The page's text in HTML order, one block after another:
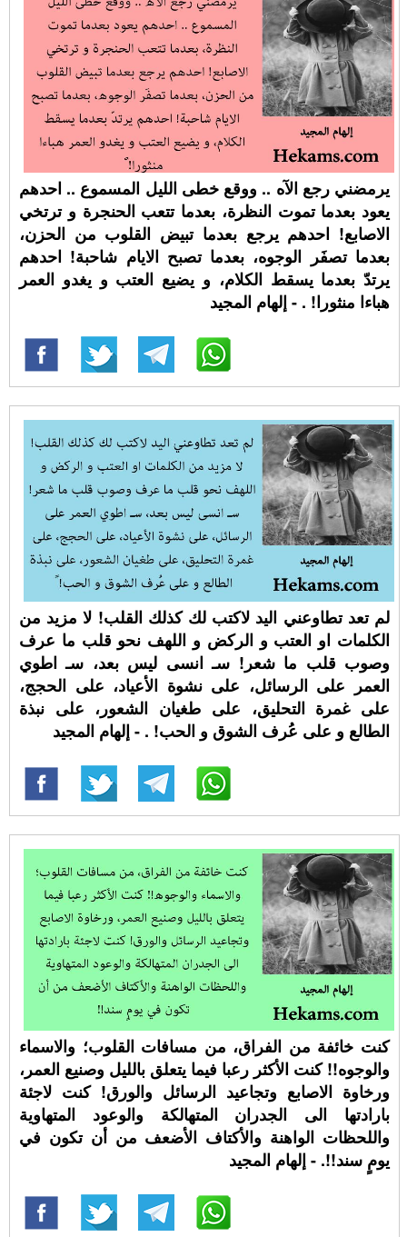
يرمضني رجع الآه .. ووقع خطى الليل المسموع .. احدهم
يعود بعدما تموت النظرة، بعدما تتعب الحنجرة و ترتخي
الاصابع! احدهم يرجع بعدما تبيض القلوب من الحزن،
بعدما تصفَر الوجوه، بعدما تصبح الايام شاحبة! احدهم
يرتدّ بعدما يسقط الكلام، و يضيع العتب و يغدو العمر
هباءا منثورا! ⁧‫. - إلهام المجيد
لم تعد تطاوعني اليد لاكتب لك كذلك القلب! لا مزيد من
الكلمات او العتب و الركض و اللهف نحو قلب ما عرف
وصوب قلب ما شعر! سـ انسى ليس بعد، سـ اطوي
العمر على الرسائل، على نشوة الأعياد، على الحجج،
على غمرة التحليق، على طغيان الشعور، على نبذة
الطالع و على عُرف الشوق و الحب! ⁧. - إلهام المجيد
كنت خائفة من الفراق، من مسافات القلوب؛ والاسماء
والوجوه!! كنت الأكثر رعبا فيما يتعلق بالليل وصنيع العمر،
ورخاوة الاصابع وتجاعيد الرسائل والورق! كنت لاجئة
بارادتها الى الجدران المتهالكة والوعود المتهاوية
واللحظات الواهنة والأكتاف الأضعف من أن تكون في
يومٍ سند!!. - إلهام المجيد